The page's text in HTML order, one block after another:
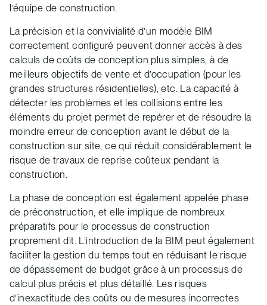
l’équipe de construction.
La précision et la convivialité d’un modèle BIM
correctement configuré peuvent donner accès à des
calculs de coûts de conception plus simples, à de
meilleurs objectifs de vente et d’occupation (pour les
grandes structures résidentielles), etc. La capacité à
détecter les problèmes et les collisions entre les
éléments du projet permet de repérer et de résoudre la
moindre erreur de conception avant le début de la
construction sur site, ce qui réduit considérablement le
risque de travaux de reprise coûteux pendant la
construction.
La phase de conception est également appelée phase
de préconstruction, et elle implique de nombreux
préparatifs pour le processus de construction
proprement dit. L’introduction de la BIM peut également
faciliter la gestion du temps tout en réduisant le risque
de dépassement de budget grâce à un processus de
calcul plus précis et plus détaillé. Les risques
d’inexactitude des coûts ou de mesures incorrectes